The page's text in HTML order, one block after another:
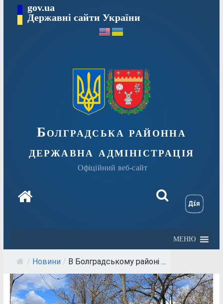
Перейтиgov.ua
Державні сайти України
Болградська районна
державна адміністрація
Офіційний веб-сайт
МЕНЮ
/ Новини / В Болградському районі ...